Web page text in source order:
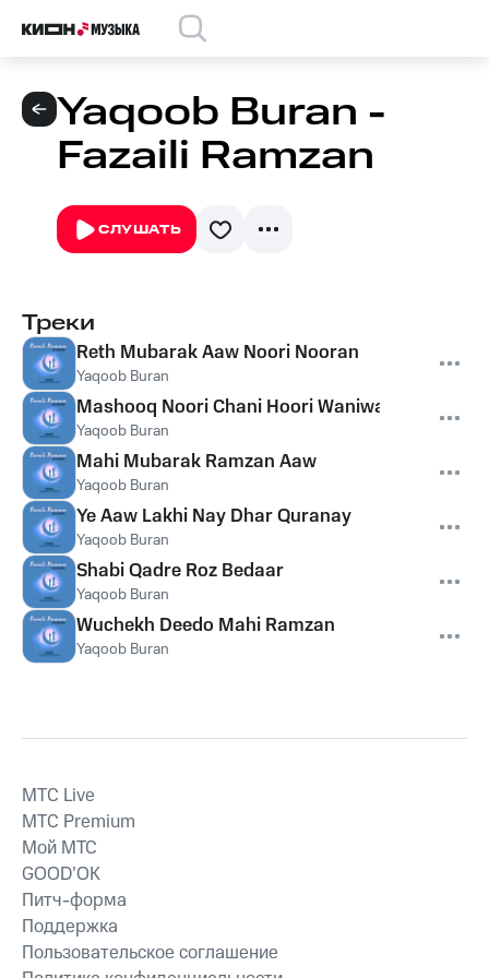
Yaqoob Buran -
Fazaili Ramzan
СЛУШАТЬ
Треки
Reth Mubarak Aaw Noori Nooran
Yaqoob Buran
Mashooq Noori Chani Hoori Waniwan
Yaqoob Buran
Mahi Mubarak Ramzan Aaw
Yaqoob Buran
Ye Aaw Lakhi Nay Dhar Quranay
Yaqoob Buran
Shabi Qadre Roz Bedaar
Yaqoob Buran
Wuchekh Deedo Mahi Ramzan
Yaqoob Buran
MTС Live
MTС Premium
Мой МТС
GOOD’OK
Питч-форма
Поддержка
Пользовательское соглашение